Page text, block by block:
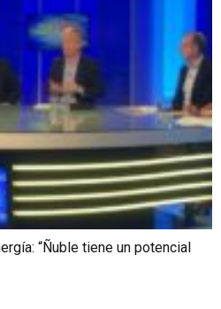
“Ñuble tiene un potencial